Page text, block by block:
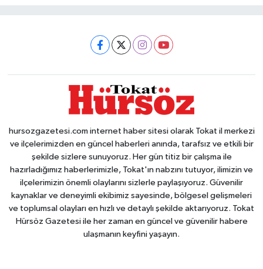
hursozgazetesi.com internet haber sitesi olarak Tokat il merkezi
ve ilçelerimizden en güncel haberleri anında, tarafsız ve etkili bir
şekilde sizlere sunuyoruz. Her gün titiz bir çalışma ile
hazırladığımız haberlerimizle, Tokat'ın nabzını tutuyor, ilimizin ve
ilçelerimizin önemli olaylarını sizlerle paylaşıyoruz. Güvenilir
kaynaklar ve deneyimli ekibimiz sayesinde, bölgesel gelişmeleri
ve toplumsal olayları en hızlı ve detaylı şekilde aktarıyoruz. Tokat
Hürsöz Gazetesi ile her zaman en güncel ve güvenilir habere
ulaşmanın keyfini yaşayın.